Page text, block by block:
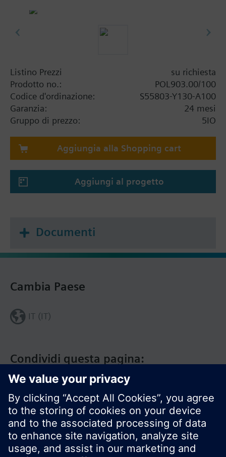
Listino Prezzi
su richiesta
Prodotto no.:
POL903.00/100
Codice d'ordinazione:
S55803-Y130-A100
Garanzia:
24 mesi
Gruppo di prezzo:
5IO
Aggiungia alla Shopping cart
Aggiungi al progetto
Documenti
Condividi questa pagina:
Cambia Paese
IT (IT)